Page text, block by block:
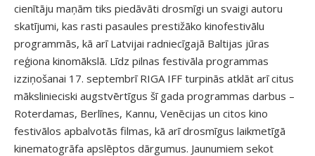
cienītāju maņām tiks piedāvāti drosmīgi un svaigi autoru
skatījumi, kas rasti pasaules prestižāko kinofestivālu
programmās, kā arī Latvijai radniecīgajā Baltijas jūras
reģiona kinomākslā. Līdz pilnas festivāla programmas
izziņošanai 17. septembrī RIGA IFF turpinās atklāt arī citus
mākslinieciski augstvērtīgus šī gada programmas darbus –
Roterdamas, Berlīnes, Kannu, Venēcijas un citos kino
festivālos apbalvotās filmas, kā arī drosmīgus laikmetīgā
kinematogrāfa apslēptos dārgumus. Jaunumiem sekot